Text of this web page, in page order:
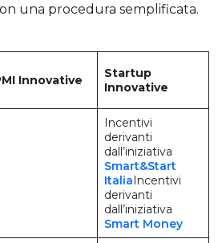
una procedura semplificata.
Innovative
Startup
Innovative
Incentivi
derivanti
dall’iniziativa
Smart&Start
ItaliaIncentivi
derivanti
dall’iniziativa
Smart Money